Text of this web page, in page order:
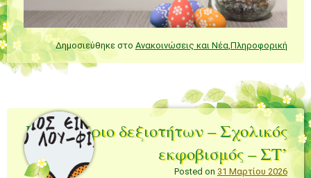
Δημοσιεύθηκε στο Ανακοινώσεις και Νέα, Πληροφορική
Εργαστήριο δεξιοτήτων – Σχολικός
εκφοβισμός – ΣΤ’
Posted on 31 Μαρτίου 2026